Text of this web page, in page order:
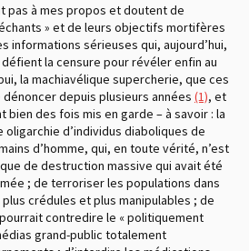
pas à mes propos et doutent de
» et de leurs objectifs mortifères
informations sérieuses qui, aujourd’hui,
la censure pour révéler enfin au
la machiavélique supercherie, que ces
depuis plusieurs années (1), et
bien des fois mis en garde – à savoir : la
d’individus diaboliques de
d’homme, qui, en toute vérité, n’est
de destruction massive qui avait été
; de terroriser les populations dans
crédules et plus manipulables ; de
contredire le « politiquement
grand-public totalement